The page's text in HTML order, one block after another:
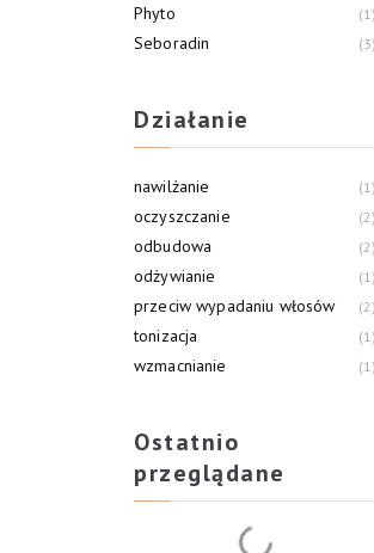
Phyto 1
Seboradin 3
Działanie
nawilżanie 1
oczyszczanie 2
odbudowa 2
odżywianie 1
przeciw wypadaniu włosów 2
tonizacja 1
wzmacnianie 1
Ostatnio
przeglądane